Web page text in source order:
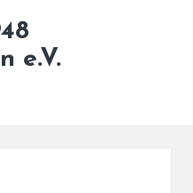
e.V.